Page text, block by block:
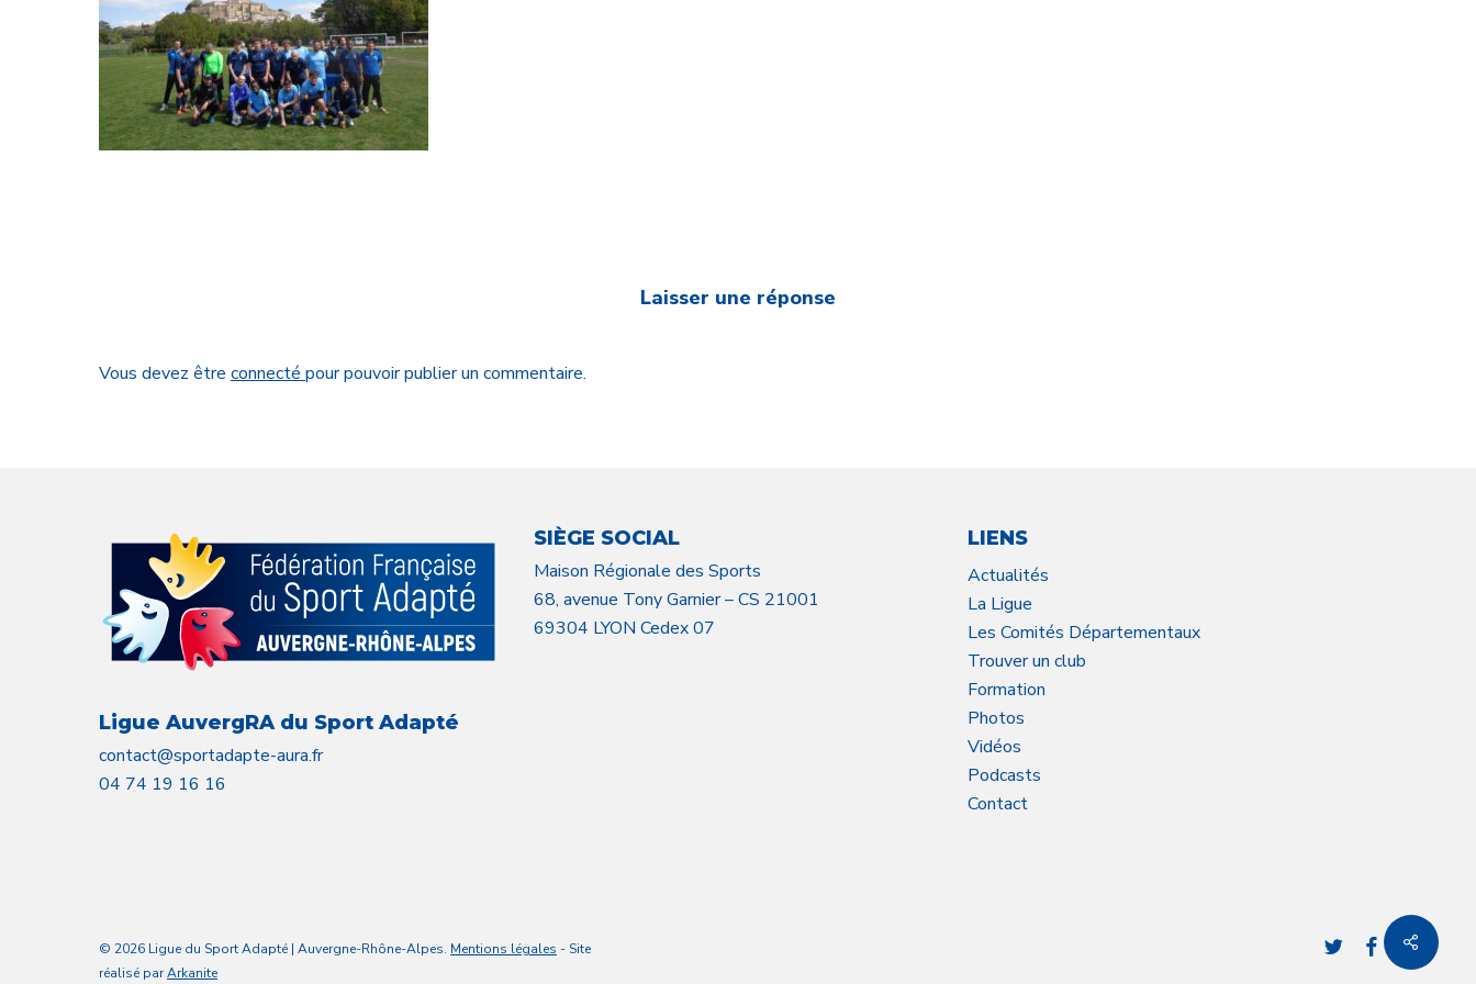
Laisser une réponse
Vous devez être connecté pour pouvoir publier un commentaire.
Ligue AuvergRA du Sport Adapté
contact@sportadapte-aura.fr
04 74 19 16 16
SIÈGE SOCIAL
Maison Régionale des Sports
68, avenue Tony Garnier – CS 21001
69304 LYON Cedex 07
LIENS
Actualités
La Ligue
Les Comités Départementaux
Trouver un club
Formation
Photos
Vidéos
Podcasts
Contact
© 2026 Ligue du Sport Adapté | Auvergne-Rhône-Alpes. Mentions légales - Site
réalisé parArkanite
twitter facebook